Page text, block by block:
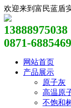
欢迎来到富民蓝盾
13888975038
0871-
网站首页
产品展示
原子灰
高温原
不饱和